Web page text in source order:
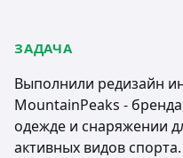
ЗАДАЧА
Выполнили редизайн
MountainPeaks -
одежде и снаряжении
активных видов